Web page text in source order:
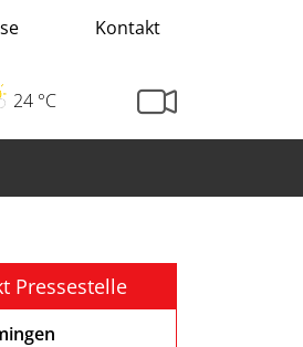
Kontakt
24 °C
Pressestelle